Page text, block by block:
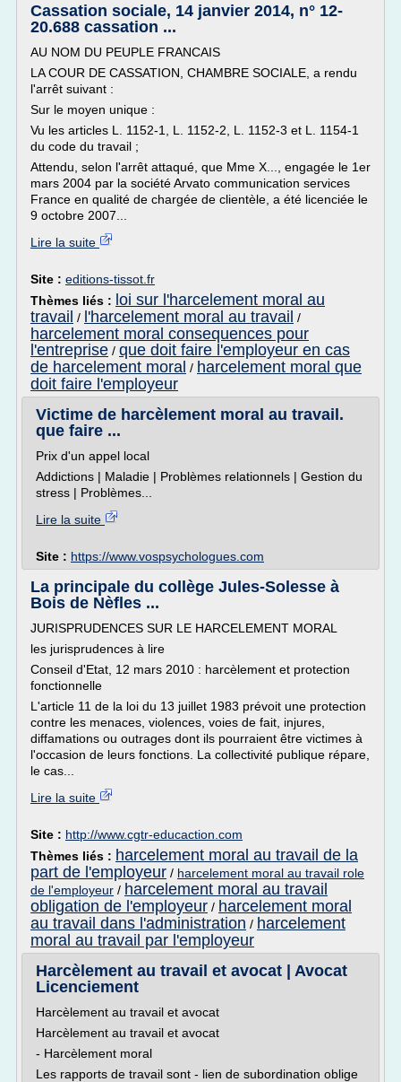
Cassation sociale, 14 janvier 2014, n° 12-
20.688 cassation ...
AU NOM DU PEUPLE FRANCAIS
LA COUR DE CASSATION, CHAMBRE SOCIALE, a rendu
l'arrêt suivant :
Sur le moyen unique :
Vu les articles L. 1152-1, L. 1152-2, L. 1152-3 et L. 1154-1
du code du travail ;
Attendu, selon l'arrêt attaqué, que Mme X..., engagée le 1er
mars 2004 par la société Arvato communication services
France en qualité de chargée de clientèle, a été licenciée le
9 octobre 2007...
Lire la suite
Site : editions-tissot.fr
Thèmes liés : loi sur l'harcelement moral au
travail / l'harcelement moral au travail /
harcelement moral consequences pour
l'entreprise / que doit faire l'employeur en cas
de harcelement moral / harcelement moral que
doit faire l'employeur
Victime de harcèlement moral au travail.
que faire ...
Prix d'un appel local
Addictions | Maladie | Problèmes relationnels | Gestion du
stress | Problèmes...
Lire la suite
Site : https://www.vospsychologues.com
La principale du collège Jules-Solesse à
Bois de Nèfles ...
JURISPRUDENCES SUR LE HARCELEMENT MORAL
les jurisprudences à lire
Conseil d'Etat, 12 mars 2010 : harcèlement et protection
fonctionnelle
L'article 11 de la loi du 13 juillet 1983 prévoit une protection
contre les menaces, violences, voies de fait, injures,
diffamations ou outrages dont ils pourraient être victimes à
l'occasion de leurs fonctions. La collectivité publique répare,
le cas...
Lire la suite
Site : http://www.cgtr-educaction.com
Thèmes liés : harcelement moral au travail de la
part de l'employeur / harcelement moral au travail role
de l'employeur / harcelement moral au travail
obligation de l'employeur / harcelement moral
au travail dans l'administration / harcelement
moral au travail par l'employeur
Harcèlement au travail et avocat | Avocat
Licenciement
Harcèlement au travail et avocat
Harcèlement au travail et avocat
- Harcèlement moral
Les rapports de travail sont - lien de subordination oblige